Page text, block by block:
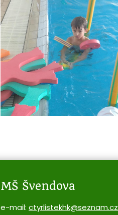
MŠ Švendova
e-mail: ctyrlistekhk@seznam.cz